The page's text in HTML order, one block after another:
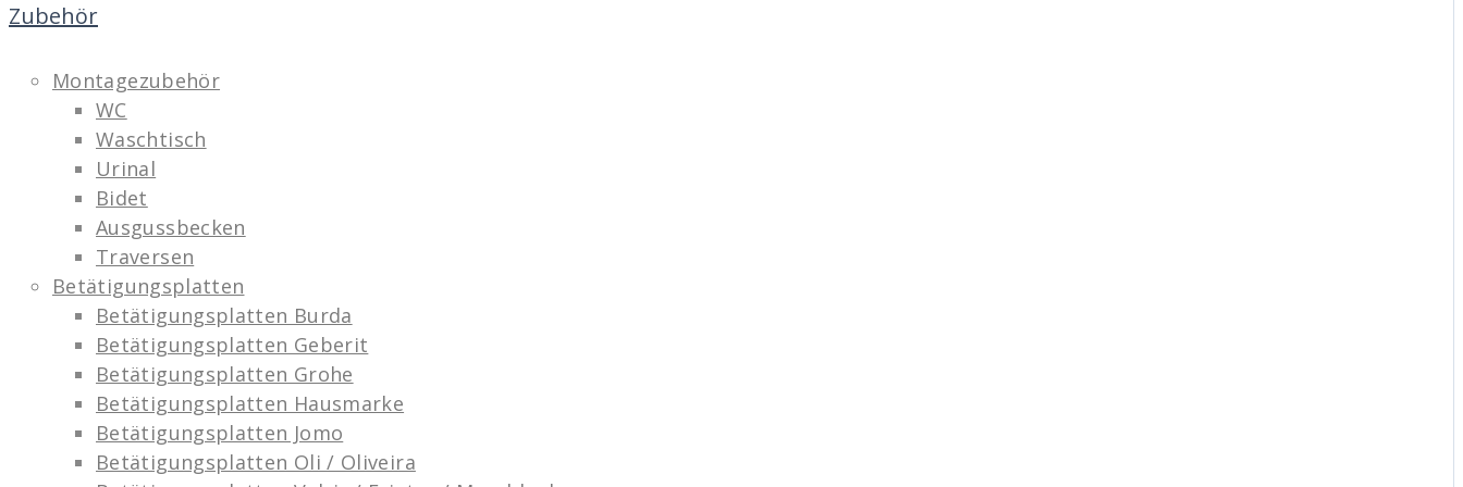
Zubehör
Montagezubehör
WC
Waschtisch
Urinal
Bidet
Ausgussbecken
Traversen
Betätigungsplatten
Betätigungsplatten Burda
Betätigungsplatten Geberit
Betätigungsplatten Grohe
Betätigungsplatten Hausmarke
Betätigungsplatten Jomo
Betätigungsplatten Oli / Oliveira